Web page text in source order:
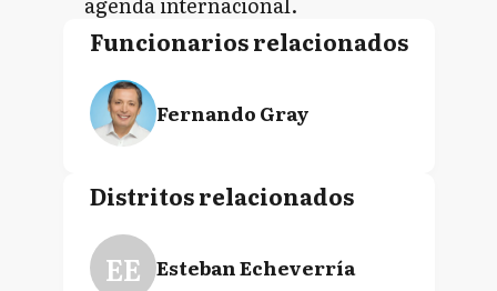
Funcionarios relacionados
Fernando Gray
Distritos relacionados
EE Esteban Echeverría